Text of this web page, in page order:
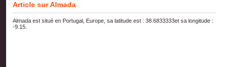
Article sur Almada
Almada est situé en Portugal, Europe, sa latitude est : 38.6833333et sa longitude :
-9.15.